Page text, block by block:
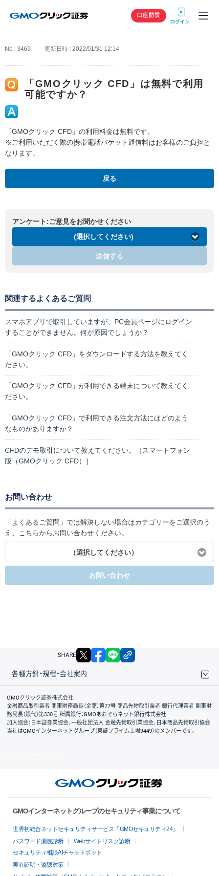
GMOクリック
口座開設
No : 3469 更新日時 : 2022/01/31 12:14
「GMOクリック CFD」は無料で利用
可能ですか？
「GMOクリック CFD」の利用料金は無料です。
※ご利用いただく際の携帯電話パケット通信料はお客様のご負担と
なります。
戻る
アンケート:ご意見をお聞かせください
(選択してください)
送信する
関連するよくあるご質問
スマホアプリで取引していますが、PC会員ページにログイン
することができません。何が原因でしょうか？
「GMOクリック CFD」をダウンロードする方法を教えてく
ださい。
「GMOクリック CFD」が利用できる端末について教えてく
ださい。
「GMOクリック CFD」で利用できる注文方法にはどのよう
なものがありますか？
CFDのデモ取引について教えてください。［スマートフォン
版（GMOクリック CFD）］
お問い合わせ
「よくあるご質問」では解決しない場合はカテゴリーをご選択のう
え、こちらからお問い合わせください。
（選択してください）
お問い合わせ
SHARE X facebook
各種方針・規程・会社案内
取引規程・約款
サイトマップ
その他のご案内
個人情報保護方針
最良執行方針
サイトのご利用について
ディスクレイマー
信託保全
リスク説明
会社案内
GMOクリック証券株式会社
金融商品取引業者 関東財務局長（金商）第77号 商品先物取引業者 銀行代理業者 関東財
務局長（銀代）第330号 所属銀行：GMOあおぞらネット銀行株式会社
加入協会：日本証券業協会、一般社団法人 金融先物取引業協会、日本商品先物取引協会
当社はGMOインターネットグループ（東証プライム上場9449）のメンバーです。
GMOインターネットグループのセキュリティ事業について
世界初総合ネットセキュリティサービス「GMOセキュリティ24」
パスワード漏洩診断
Webサイトリスク診断
セキュリティ相談AIチャットボット
実在証明・盗聴対策